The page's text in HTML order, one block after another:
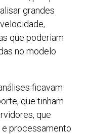
grandes
que poderiam
no modelo
ficavam
que tinham
que
processamento